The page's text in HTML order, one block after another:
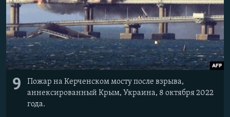
9
Пожар на Керченском мосту после взрыва,
аннексированный Крым, Украина, 8 октября 2022
года.